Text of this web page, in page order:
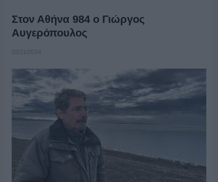
Στον Αθήνα 984 ο Γιώργος
Αυγερόπουλος
05/11/2024